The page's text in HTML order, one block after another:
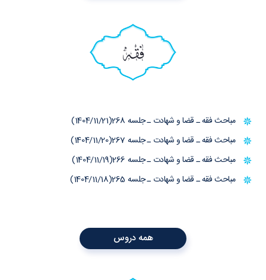
فقه
مباحث فقه ـ قضا و شهادت ـ جلسه 268(1404/11/21)
مباحث فقه ـ قضا و شهادت ـ جلسه 267(1404/11/20)
مباحث فقه ـ قضا و شهادت ـ جلسه 266(1404/11/19)
مباحث فقه ـ قضا و شهادت ـ جلسه 265(1404/11/18)
همه دروس